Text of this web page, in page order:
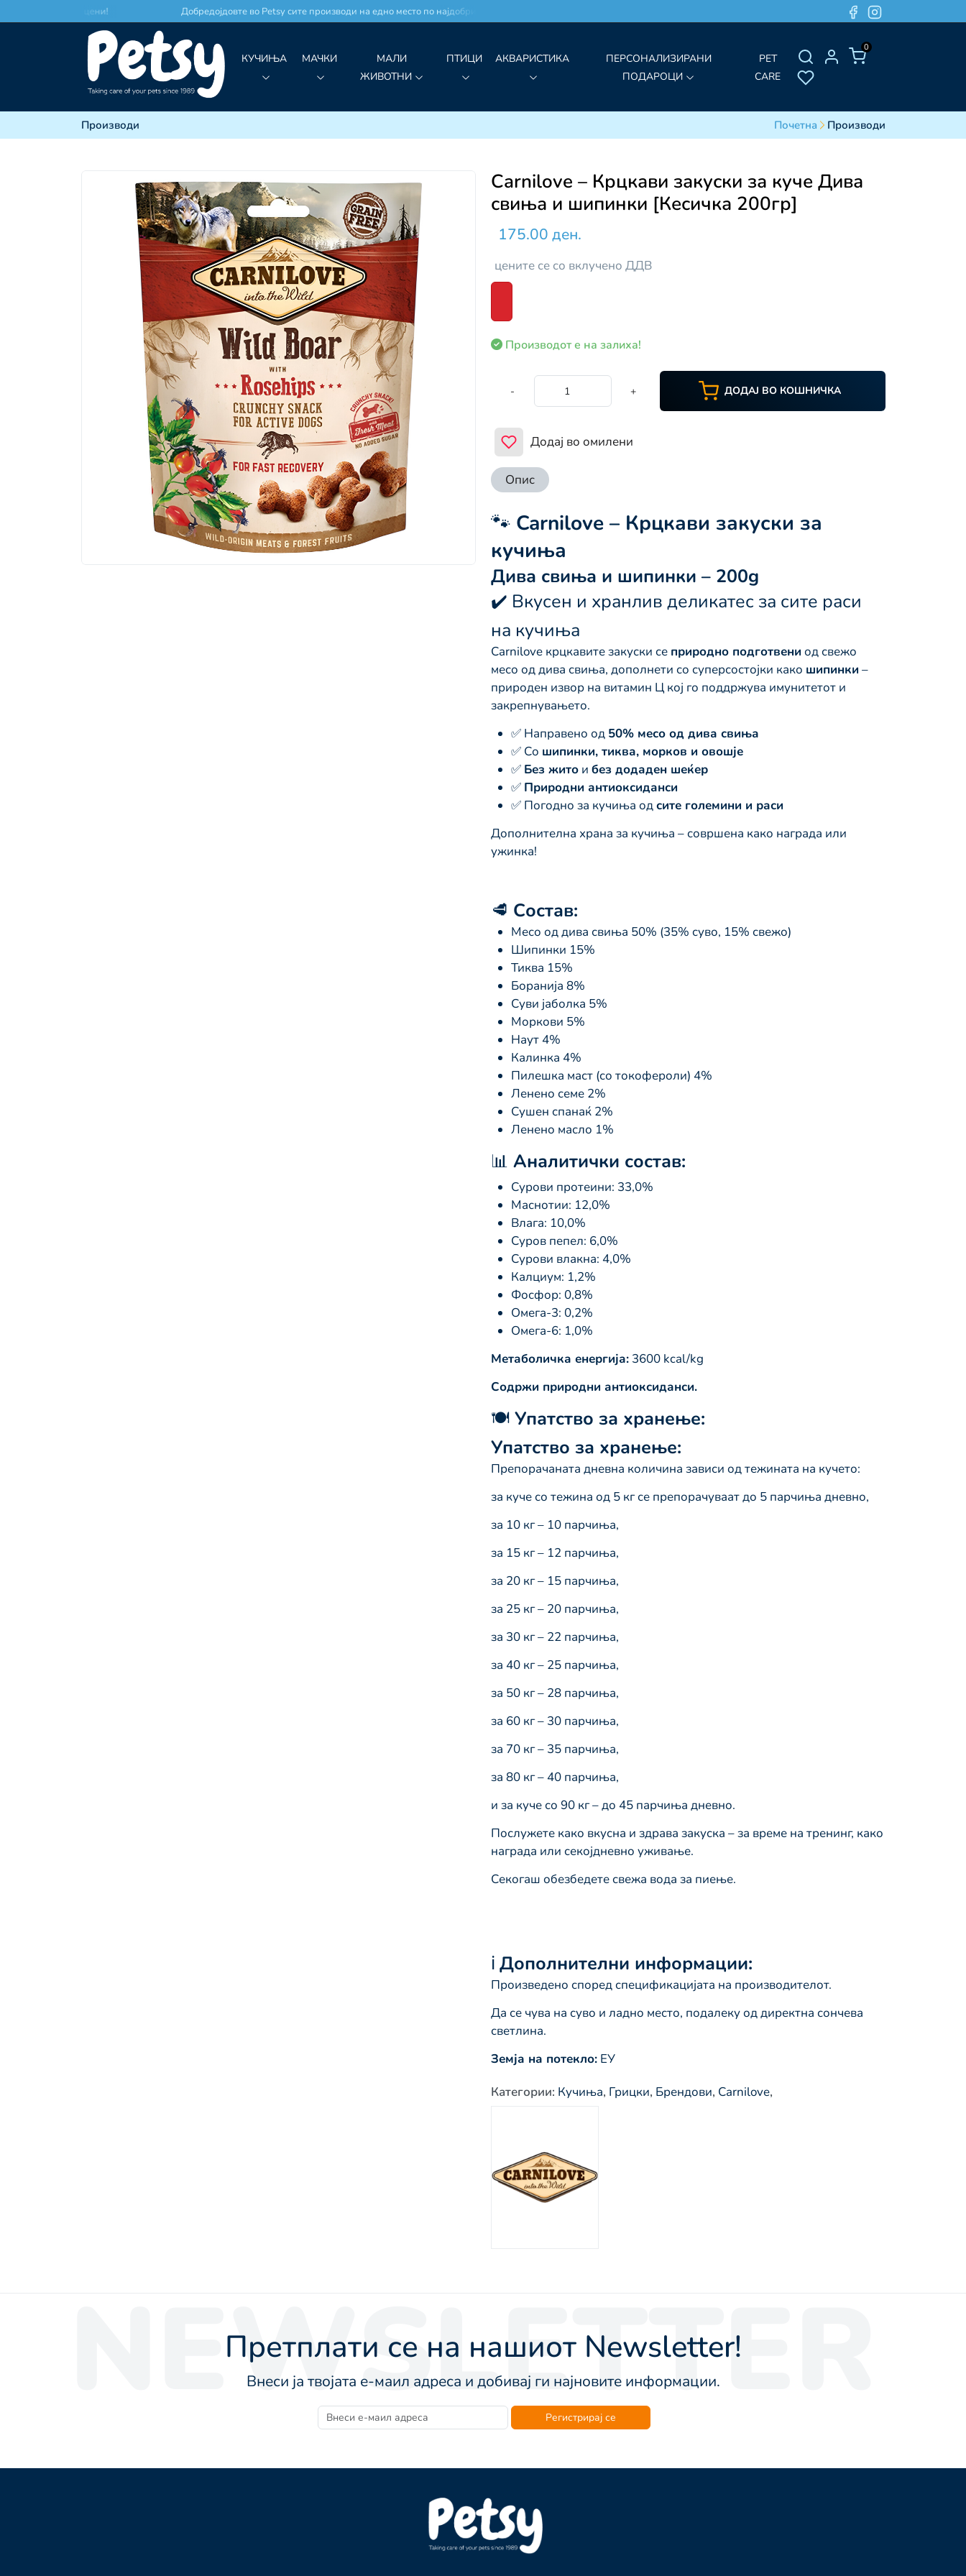
по најдобри цени! Добредојдовте во Petsy сите производи на едно место по најдобри цени!
0
КУЧИЊА МАЧКИ
МАЛИ
ЖИВОТНИ
ПТИЦИ АКВАРИСТИКА
ПЕРСОНАЛИЗИРАНИ
ПОДАРОЦИ
PET
CARE
Производи Почетна Производи
Carnilove – Крцкави закуски за куче Дива
свиња и шипинки [Кесичка 200гр]
175.00 ден.
цените се со вклучено ДДВ
Производот е на залиха!
- + ДОДАЈ ВО КОШНИЧКА
Додај во омилени
Опис
🐾 Carnilove – Крцкави закуски за
кучиња
Дива свиња и шипинки – 200g
✔️ Вкусен и хранлив деликатес за сите раси
на кучиња
Carnilove крцкавите закуски се природно подготвени од свежо
месо од дива свиња, дополнети со суперсостојки како шипинки –
природен извор на витамин Ц кој го поддржува имунитетот и
закрепнувањето.
✅ Направено од 50% месо од дива свиња
✅ Со шипинки, тиква, морков и овошје
✅ Без житои без додаден шеќер
✅ Природни антиоксиданси
✅ Погодно за кучиња одсите големини и раси
Дополнителна храна за кучиња – совршена како награда или
ужинка!
🥩 Состав:
Месо од дива свиња 50% (35% суво, 15% свежо)
Шипинки 15%
Тиква 15%
Боранија 8%
Суви јаболка 5%
Моркови 5%
Наут 4%
Калинка 4%
Пилешка маст (со токофероли) 4%
Ленено семе 2%
Сушен спанаќ 2%
Ленено масло 1%
📊 Аналитички состав:
Сурови протеини: 33,0%
Маснотии: 12,0%
Влага: 10,0%
Суров пепел: 6,0%
Сурови влакна: 4,0%
Калциум: 1,2%
Фосфор: 0,8%
Омега-3: 0,2%
Омега-6: 1,0%
Метаболичка енергија:3600 kcal/kg
Содржи природни антиоксиданси.
🍽️ Упатство за хранење:
Упатство за хранење:
Препорачаната дневна количина зависи од тежината на кучето:
за куче со тежина од 5 кг се препорачуваат до 5 парчиња дневно,
за 10 кг – 10 парчиња,
за 15 кг – 12 парчиња,
за 20 кг – 15 парчиња,
за 25 кг – 20 парчиња,
за 30 кг – 22 парчиња,
за 40 кг – 25 парчиња,
за 50 кг – 28 парчиња,
за 60 кг – 30 парчиња,
за 70 кг – 35 парчиња,
за 80 кг – 40 парчиња,
и за куче со 90 кг – до 45 парчиња дневно.
Послужете како вкусна и здрава закуска – за време на тренинг, како
награда или секојдневно уживање.
Секогаш обезбедете свежа вода за пиење.
ℹ️ Дополнителни информации:
Произведено според спецификацијата на производителот.
Да се чува на суво и ладно место, подалеку од директна сончева
светлина.
Земја на потекло:ЕУ
Категории: Кучиња, Грицки, Брендови, Carnilove,
NEWSLETTER
Претплати се на нашиот Newsletter!
Внеси ја твојата е-маил адреса и добивај ги најновите информации.
Регистрирај се